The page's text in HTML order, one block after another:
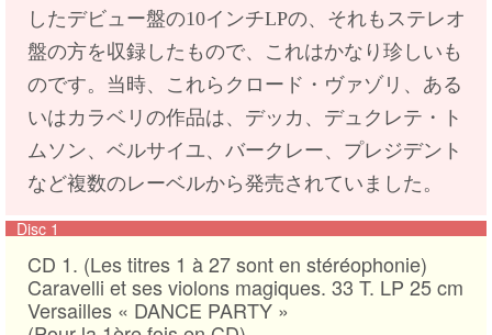
したデビュー盤の10インチLPの、それもステレオ
盤の方を収録したもので、これはかなり珍しいも
のです。当時、これらクロード・ヴァゾリ、ある
いはカラベリの作品は、デッカ、デュクレテ・ト
ムソン、ベルサイユ、バークレー、プレジデント
など複数のレーベルから発売されていました。
Disc 1
CD 1. (Les titres 1 à 27 sont en stéréophonie)
Caravelli et ses violons magiques. 33 T. LP 25 cm
Versailles « DANCE PARTY »